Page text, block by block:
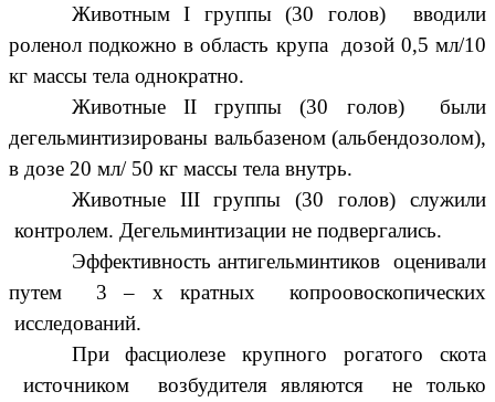
Животным I группы (30 голов) вводили
роленол подкожно в область крупа дозой 0,5 мл/10
кг массы тела однократно.
Животные II группы (30 голов) были
дегельминтизированы вальбазеном (альбендозолом),
в дозе 20 мл/ 50 кг массы тела внутрь.
Животные III группы (30 голов) служили
контролем. Дегельминтизации не подвергались.
Эффективность антигельминтиков оценивали
путем 3 – х кратных копроовоскопических
исследований.
При фасциолезе крупного рогатого скота
источником возбудителя являются не только